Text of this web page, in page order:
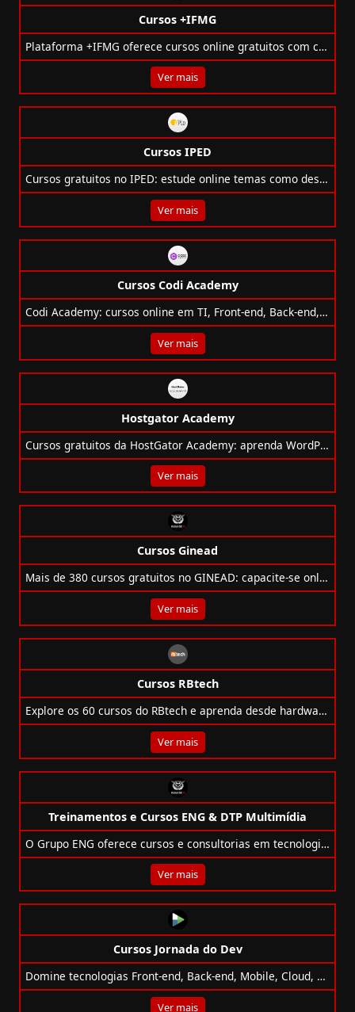
Cursos +IFMG
Plataforma +IFMG oferece cursos online gratuitos com certificado em diversas áreas do conhecimento. Acesse e qualifique-se!
Ver mais
Cursos IPED
Cursos gratuitos no IPED: estude online temas como design, programação, idiomas e mais. Certificados e acesso flexível!
Ver mais
Cursos Codi Academy
Codi Academy: cursos online em TI, Front-end, Back-end, Data Science, com opções gratuitas e certificados pelo MEC!
Ver mais
Hostgator Academy
Cursos gratuitos da HostGator Academy: aprenda WordPress, SEO, e-mail, infoprodutos, anúncios e mais para alavancar seu negócio online!
Ver mais
Cursos Ginead
Mais de 380 cursos gratuitos no GINEAD: capacite-se online com certificação opcional. Flexibilidade e qualidade no seu ritmo!
Ver mais
Cursos RBtech
Explore os 60 cursos do RBtech e aprenda desde hardware e PHP até WordPress, Git, Arduino e mais, com conteúdos gratuitos e premium.
Ver mais
Treinamentos e Cursos ENG & DTP Multimídia
O Grupo ENG oferece cursos e consultorias em tecnologias como Adobe, Microsoft, IA, BI, e atende mais de 180 universidades no Brasil.
Ver mais
Cursos Jornada do Dev
Domine tecnologias Front-end, Back-end, Mobile, Cloud, CMS e mais com os cursos gratuitos do Jornada do Dev!
Ver mais